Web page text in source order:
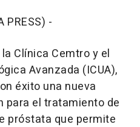
PRESS) -
Clínica Cemtro y el
Avanzada (ICUA),
éxito una nueva
para el tratamiento de
próstata que permite